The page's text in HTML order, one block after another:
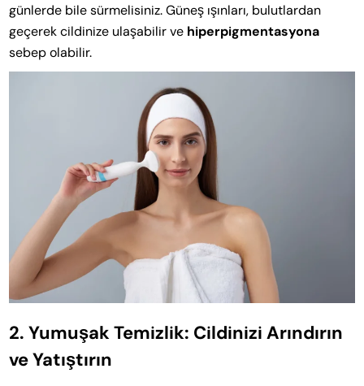
günlerde bile sürmelisiniz. Güneş ışınları, bulutlardan
geçerek cildinize ulaşabilir ve hiperpigmentasyona
sebep olabilir.
2. Yumuşak Temizlik: Cildinizi Arındırın
ve Yatıştırın